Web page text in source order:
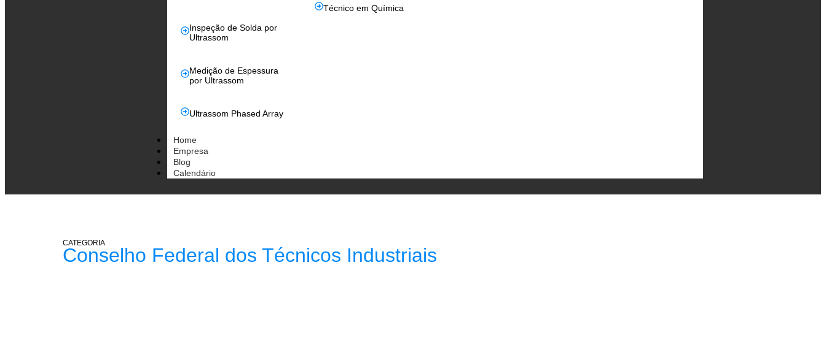
Inspeção de Solda por
Ultrassom
Medição de Espessura
por Ultrassom
Ultrassom Phased Array
Técnico em Química
Home
Empresa
Blog
Calendário
CATEGORIA
Conselho Federal dos Técnicos Industriais